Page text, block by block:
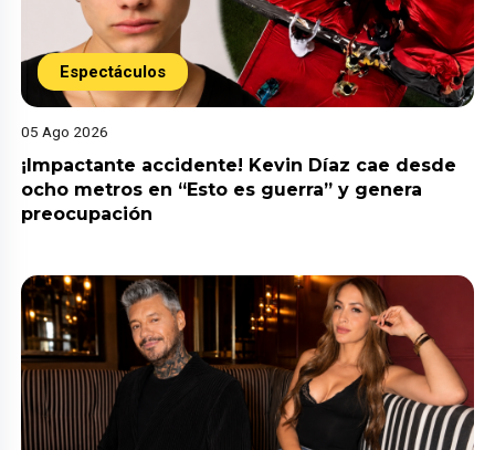
Espectáculos
05 Ago 2026
¡Impactante accidente! Kevin Díaz cae desde
ocho metros en “Esto es guerra” y genera
preocupación